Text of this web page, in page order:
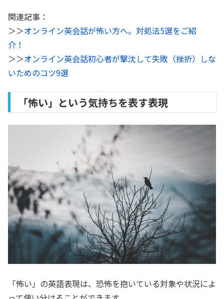
関連記事：
＞＞オンライン英会話が怖い方へ。対処法5選をご紹
介！
＞＞オンライン英会話初心者が撃沈して失敗（挫折）しな
い​​ためのコツ9選
「怖い」という気持ちを表す表現
「怖い」の英語表現は、恐怖を抱いている対象や状況によ